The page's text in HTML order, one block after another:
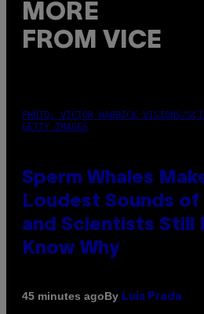
MORE
FROM VICE
PHOTO: VICTOR HABBICK VISIONS/
GETTY IMAGES
Sperm Whales
Loudest Sounds of
and Scientists Still
Know Why
45 minutes agoBy Luis Prada